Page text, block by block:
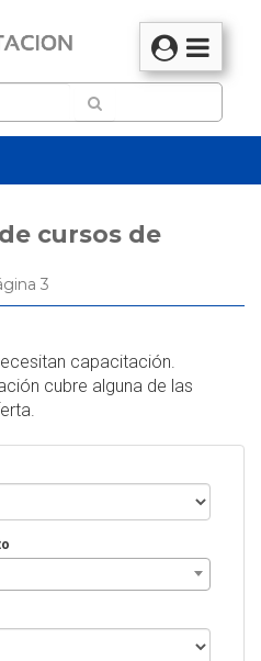
cursos de
3
capacitación.
cubre alguna de las